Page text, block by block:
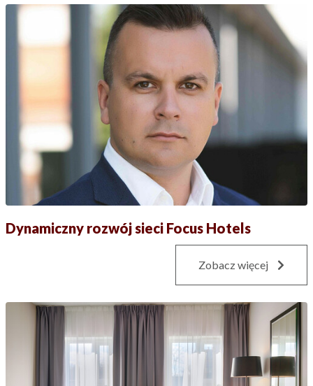
Dynamiczny rozwój sieci Focus Hotels
Zobacz więcej